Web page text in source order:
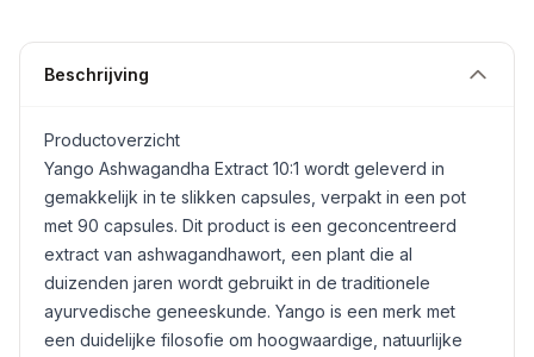
Beschrijving
Productoverzicht
Yango Ashwagandha Extract 10:1 wordt geleverd in
gemakkelijk in te slikken capsules, verpakt in een pot
met 90 capsules. Dit product is een geconcentreerd
extract van ashwagandhawort, een plant die al
duizenden jaren wordt gebruikt in de traditionele
ayurvedische geneeskunde. Yango is een merk met
een duidelijke filosofie om hoogwaardige, natuurlijke